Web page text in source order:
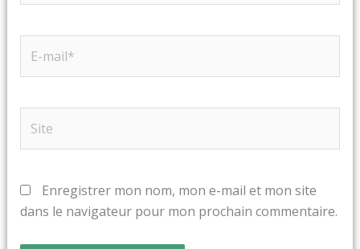
mail*
Enregistrer mon nom, mon e-mail et mon site
dans le navigateur pour mon prochain commentaire.